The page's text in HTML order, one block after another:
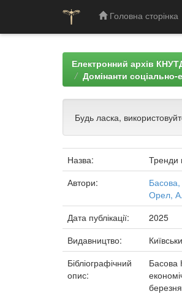
Головна сторінка
Електронний архів
Домінанти соціально-
Будь ласка,
Назва:
Тренди
Автори:
Орел,
Дата публікації:
2025
Видавництво:
Бібліографічний
опис:
Басова